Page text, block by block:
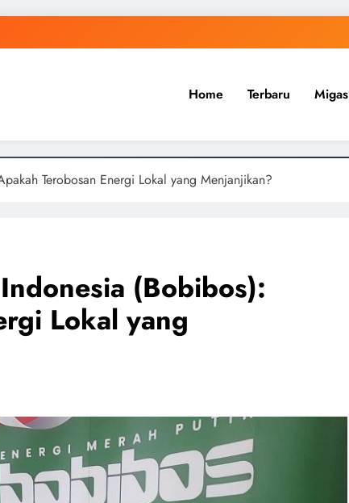
Home Terbaru Migas
Terobosan Energi Lokal yang Menjanjikan?
(Bobibos):
Lokal yang